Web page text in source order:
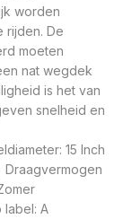
worden
rijden. De
moeten
nat wegdek
is het van
snelheid en
15 Inch
Draagvermogen
label: A